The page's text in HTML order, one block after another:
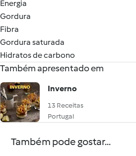
Energia
Gordura
Fibra
Gordura saturada
Hidratos de carbono
Também apresentado em
Inverno
13 Receitas
Portugal
Também pode gostar...